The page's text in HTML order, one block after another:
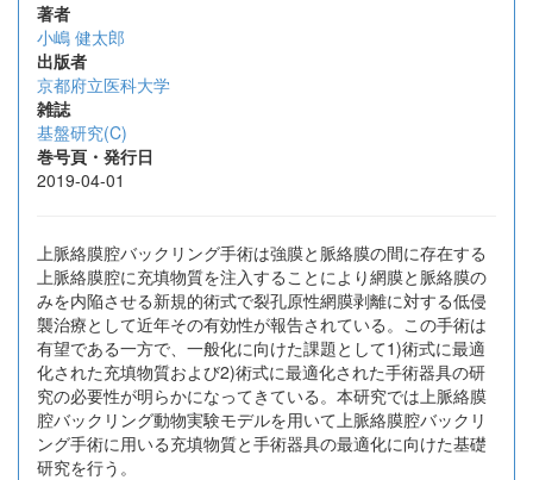
著者
小嶋 健太郎
出版者
京都府立医科大学
雑誌
基盤研究(C)
巻号頁・発行日
2019-04-01
上脈絡膜腔バックリング手術は強膜と脈絡膜の間に存在する
上脈絡膜腔に充填物質を注入することにより網膜と脈絡膜の
みを内陥させる新規的術式で裂孔原性網膜剥離に対する低侵
襲治療として近年その有効性が報告されている。この手術は
有望である一方で、一般化に向けた課題として1)術式に最適
化された充填物質および2)術式に最適化された手術器具の研
究の必要性が明らかになってきている。本研究では上脈絡膜
腔バックリング動物実験モデルを用いて上脈絡膜腔バックリ
ング手術に用いる充填物質と手術器具の最適化に向けた基礎
研究を行う。